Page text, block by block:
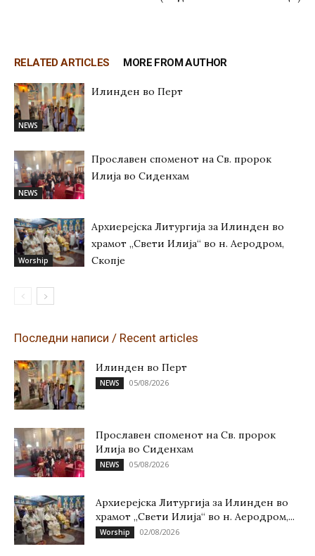
RELATED ARTICLES MORE FROM AUTHOR
NEWS
Илинден во Перт
NEWS
Прославен споменот на Св. пророк
Илија во Сиденхам
Worship
Архиерејска Литургија за Илинден во
храмот „Свети Илија“ во н. Аеродром,
Скопје
Последни написи / Recent articles
Илинден во Перт
NEWS 05/08/2026
Прославен споменот на Св. пророк
Илија во Сиденхам
NEWS 05/08/2026
Архиерејска Литургија за Илинден во
храмот „Свети Илија“ во н. Аеродром,...
Worship 02/08/2026